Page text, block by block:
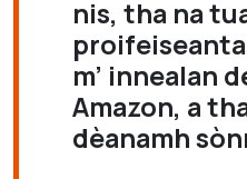
nis, tha na
m’ innealan
Amazon, a
dèanamh